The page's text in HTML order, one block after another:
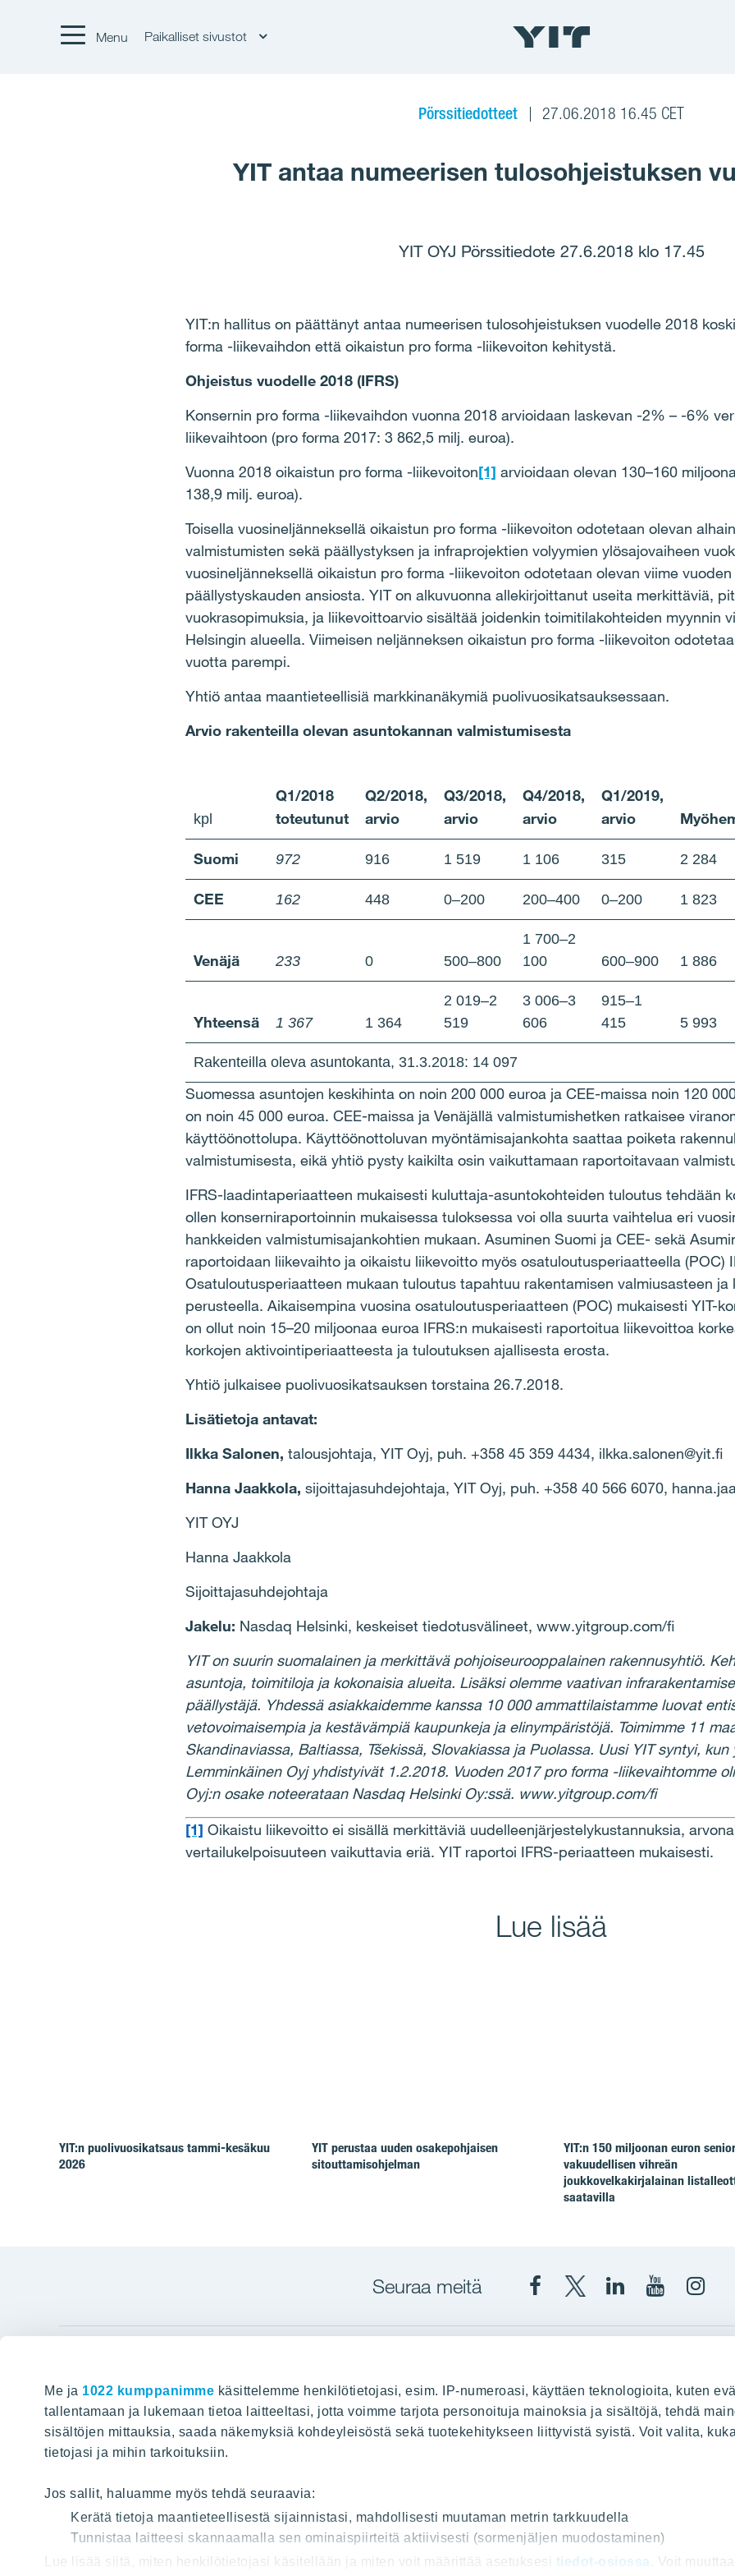
Me ja 1022 kumppanimme käsittelemme henkilötietojasi, esim. IP-numeroasi, käyttäen teknologioita, kuten
tallentamaan ja lukemaan tietoa laitteeltasi, jotta voimme tarjota personoituja mainoksia ja sisältöjä, tehdä
sisältöjen mittauksia, saada näkemyksiä kohdeyleisöstä sekä tuotekehitykseen liittyvistä syistä. Voit valita,
tietojasi ja mihin tarkoituksiin.
Jos sallit, haluamme myös tehdä seuraavia:
Kerätä tietoja maantieteellisestä sijainnistasi, mahdollisesti muutaman metrin tarkkuudella
Tunnistaa laitteesi skannaamalla sen ominaispiirteitä aktiivisesti (sormenjäljen muodostaminen)
Lue lisää siitä, miten henkilötietojasi käsitellään ja miten voit määrittää asetuksesi tiedot-osiossa . Voit
Menu Paikalliset sivustot
Pörssitiedotteet 27.06.2018 16.45 CET
YIT antaa numeerisen tulosohjeistuksen
YIT OYJ Pörssitiedote 27.6.2018 klo 17.45
YIT:n hallitus on päättänyt antaa numeerisen tulosohjeistuksen vuodelle 2018
forma -liikevaihdon ettäoikaistun pro forma -liikevoiton kehitystä.
Ohjeistus vuodelle 2018 (IFRS)
Konsernin pro forma -liikevaihdon vuonna 2018 arvioidaan laskevan -2% –-6%
liikevaihtoon (pro forma 2017: 3 862,5 milj. euroa).
Vuonna 2018 oikaistun pro forma -liikevoiton[1] arvioidaan olevan 130–160
138,9 milj. euroa).
Toisella vuosineljännekselläoikaistun pro forma -liikevoiton odotetaan olevan
valmistumisten sekäpäällystyksen ja infraprojektien volyymien ylösajovaiheen
vuosineljännekselläoikaistun pro forma -liikevoiton odotetaan olevan viime vuoden
päällystyskauden ansiosta. YIT on alkuvuonna allekirjoittanut useita merkittäviä,
vuokrasopimuksia, ja liikevoittoarvio sisältääjoidenkin toimitilakohteiden myynnin
Helsingin alueella. Viimeisen neljänneksen oikaistun pro forma -liikevoiton
vuotta parempi.
Yhtiöantaa maantieteellisiämarkkinanäkymiäpuolivuosikatsauksessaan.
Arvio rakenteilla olevan asuntokannan valmistumisesta
kpl
Q1/2018
toteutunut
Q2/2018,
arvio
Q3/2018,
arvio
Q4/2018,
arvio
Q1/2019,
arvio
Myö
Suomi 972 916 1 519 1 106 315 2 284
CEE 162 448 0–200 200–400 0–200 1 823
Venäjä 233 0 500–800
1 700–2
100
600–900 1 886
Yhteensä 1 367 1 364
2 019–2
519
3 006–3
606
915–1
415
5 993
Rakenteilla oleva asuntokanta, 31.3.2018: 14 097
Suomessa asuntojen keskihinta on noin 200 000 euroa ja CEE-maissa noin 120
on noin 45 000 euroa. CEE-maissa ja Venäjällävalmistumishetken ratkaisee
käyttöönottolupa. Käyttöönottoluvan myöntämisajankohta saattaa poiketa
valmistumisesta, eikäyhtiöpysty kaikilta osin vaikuttamaan raportoitavaan
IFRS-laadintaperiaatteen mukaisesti kuluttaja-asuntokohteiden tuloutus tehdään
ollen konserniraportoinnin mukaisessa tuloksessa voi olla suurta vaihtelua eri
hankkeiden valmistumisajankohtien mukaan. Asuminen Suomi ja CEE- sekä
raportoidaan liikevaihto ja oikaistu liikevoitto myös osatuloutusperiaatteella (POC)
Osatuloutusperiaatteen mukaan tuloutus tapahtuu rakentamisen valmiusasteen
perusteella. Aikaisempina vuosina osatuloutusperiaatteen (POC) mukaisesti YIT-
on ollut noin 15–20 miljoonaa euroa IFRS:n mukaisesti raportoitua liikevoittoa
korkojen aktivointiperiaatteesta ja tuloutuksen ajallisesta erosta.
Yhtiöjulkaisee puolivuosikatsauksen torstaina 26.7.2018.
Lisätietoja antavat:
Ilkka Salonen, talousjohtaja, YIT Oyj, puh. +358 45 359 4434, ilkka.salonen@yit.fi
Hanna Jaakkola, sijoittajasuhdejohtaja, YIT Oyj, puh. +358 40 566 6070,
YIT OYJ
Hanna Jaakkola
Sijoittajasuhdejohtaja
Jakelu: Nasdaq Helsinki, keskeiset tiedotusvälineet, www.yitgroup.com/fi
YIT on suurin suomalainen ja merkittäväpohjoiseurooppalainen rakennusyhtiö.
asuntoja, toimitiloja ja kokonaisia alueita. Lisäksi olemme vaativan
päällystäjä. Yhdessäasiakkaidemme kanssa 10 000 ammattilaistamme luovat
vetovoimaisempia ja kestävämpiäkaupunkeja ja elinympäristöjä. Toimimme 11
Skandinaviassa, Baltiassa, Tšekissä, Slovakiassa ja Puolassa. Uusi YIT syntyi,
Lemminkäinen Oyj yhdistyivät 1.2.2018. Vuoden 2017 pro forma -liikevaihtomme
Oyj:n osake noteerataan Nasdaq Helsinki Oy:ssä. www.yitgroup.com/fi
[1] Oikaistu liikevoitto ei sisällämerkittäviäuudelleenjärjestelykustannuksia,
vertailukelpoisuuteen vaikuttavia eriä. YIT raportoi IFRS-periaatteen mukaisesti.
Lue lisää
YIT:n puolivuosikatsaus tammi-kesäkuu
2026
YIT perustaa uuden osakepohjaisen
sitouttamisohjelman
YIT:n 150 miljoonan euron
vakuudellisen vihreän
joukkovelkakirjalainan
saatavilla
Seuraa meitä
YITYITCorporation
YIT
Hyvin rakennettu huominen
HAKU
Tietoa YIT:stä
Töihin meille
Projektit
Vastuullisuus
Media
Yhteystiedot
Myytävät asunnot
Vuokrattavat toimitilat
Toimitilarakentaminen
Teollisuusrakentaminen